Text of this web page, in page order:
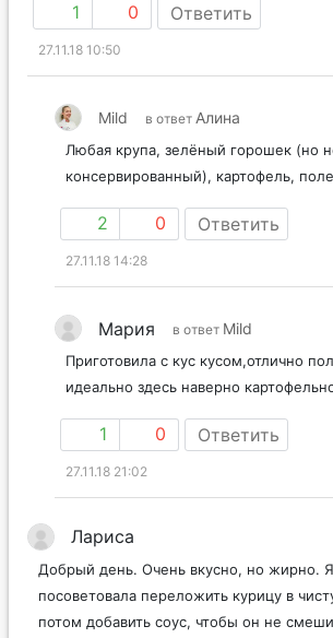
1 0 Ответить
27.11.18 10:50
Mild в ответ Алина
Любая крупа, зелёный горошек (но
консервированный), картофель,
2 0 Ответить
27.11.18 14:28
Мария в ответ Mild
Приготовила с кус кусом,отлично
идеально здесь наверно
1 0 Ответить
27.11.18 21:02
Лариса
Добрый день. Очень вкусно, но жирно.
посоветовала переложить курицу в
потом добавить соус, чтобы он не